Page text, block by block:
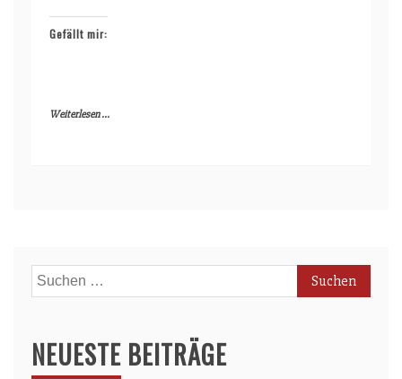
Gefällt mir:
Weiterlesen ...
Suchen
nach:
NEUESTE BEITRÄGE